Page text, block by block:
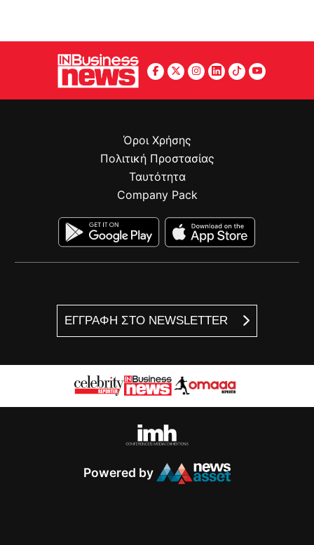
ΕΓΓΡΑΦΗ ΣΤΟ NEWSLETTER
Όροι Χρήσης
Πολιτική Προστασίας
Ταυτότητα
Company Pack
Powered by